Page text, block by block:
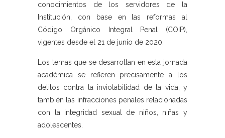
conocimientos de los servidores de la
Institución, con base en las reformas al
Código Orgánico Integral Penal (COIP),
vigentes desde el 21 de junio de 2020.
Los temas que se desarrollan en esta jornada
académica se refieren precisamente a los
delitos contra la inviolabilidad de la vida, y
también las infracciones penales relacionadas
con la integridad sexual de niños, niñas y
adolescentes.